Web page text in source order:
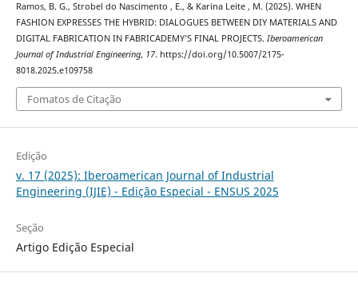
Ramos, B. G., Strobel do Nascimento , E., & Karina Leite , M. (2025). WHEN
FASHION EXPRESSES THE HYBRID: DIALOGUES BETWEEN DIY MATERIALS AND
DIGITAL FABRICATION IN FABRICADEMY’S FINAL PROJECTS. Iberoamerican
Journal of Industrial Engineering, 17. https://doi.org/10.5007/2175-
8018.2025.e109758
Fomatos de Citação
Edição
v. 17 (2025): Iberoamerican Journal of Industrial
Engineering (IJIE) - Edição Especial - ENSUS 2025
Seção
Artigo Edição Especial